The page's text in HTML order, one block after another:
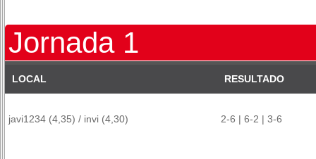
Jornada 1
LOCAL RESULTADO
javi1234 (4,35) / invi (4,30) 2-6 | 6-2 | 3-6